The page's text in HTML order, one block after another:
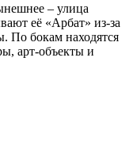
– улица
её «Арбат» из-за
По бокам находятся
арт-объекты и